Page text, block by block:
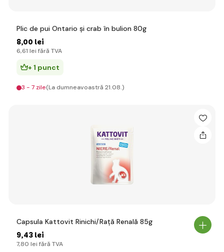
Plic de pui Ontario și crab în bulion 80g
8,00 lei
6,61 lei fără TVA
+ 1 punct
3 - 7 zile(La dumneavoastră 21.08.)
Capsula Kattovit Rinichi/Rață Renală 85g
9,43 lei
7,80 lei fără TVA